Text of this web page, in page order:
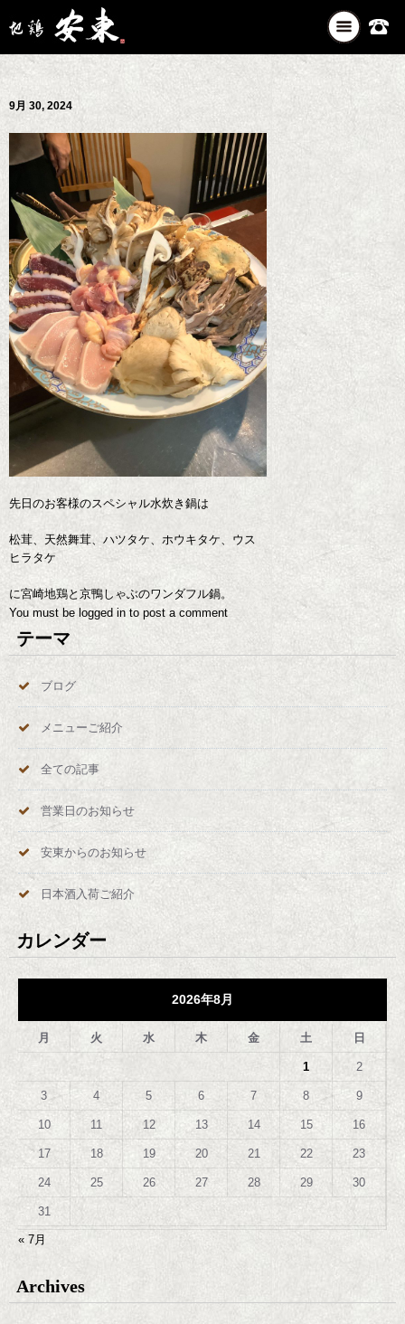
ナ
ビ
ゲ
シ
9月 30, 2024
先日のお客様のスペシャル水炊き鍋は
松茸、天然舞茸、ハツタケ、ホウキタケ、ウス
ヒラタケ
に宮崎地鶏と京鴨しゃぶのワンダフル鍋。
You must be logged in to post a comment
テーマ
ブログ
メニューご紹介
全ての記事
営業日のお知らせ
安東からのお知らせ
日本酒入荷ご紹介
カレンダー
2026年8月
月 火 水 木 金 土 日
1 2
3 4 5 6 7 8 9
10 11 12 13 14 15 16
17 18 19 20 21 22 23
24 25 26 27 28 29 30
31
« 7月
Archives